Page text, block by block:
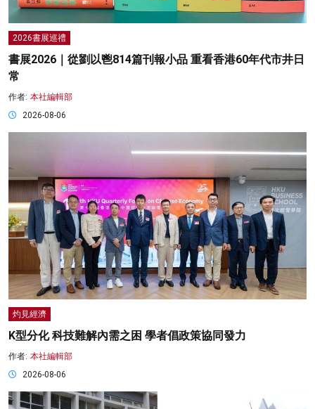
2026書展巡禮
書展2026｜從劉以鬯814篇刊報小品 重看香港60年代市井日
常
作者: 本社編輯部
2026-08-06
灼見經濟
K型分化 科技難解內需之困 學者倡政策協同發力
作者: 本社編輯部
2026-08-06